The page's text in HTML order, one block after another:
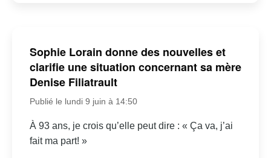
Sophie Lorain donne des nouvelles et
clarifie une situation concernant sa mère
Denise Filiatrault
Publié le lundi 9 juin à 14:50
À 93 ans, je crois qu’elle peut dire : « Ça va, j’ai
fait ma part! »